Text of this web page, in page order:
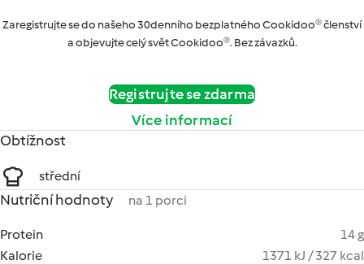
Zaregistrujte se do našeho 30denního bezplatného Cookidoo® členství
a objevujte celý svět Cookidoo®. Bez závazků.
Registrujte se zdarma
Více informací
Obtížnost
střední
Nutriční hodnoty na 1 porci
Protein
14 g
Kalorie
1371 kJ / 327 kcal